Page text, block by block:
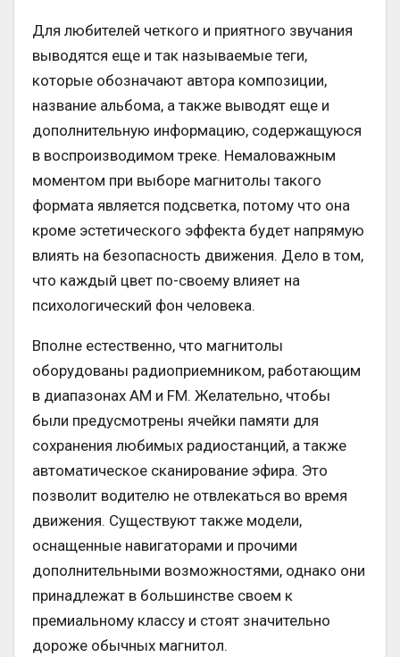
Для любителей четкого и приятного звучания
выводятся еще и так называемые теги,
которые обозначают автора композиции,
название альбома, а также выводят еще и
дополнительную информацию, содержащуюся
в воспроизводимом треке. Немаловажным
моментом при выборе магнитолы такого
формата является подсветка, потому что она
кроме эстетического эффекта будет напрямую
влиять на безопасность движения. Дело в том,
что каждый цвет по-своему влияет на
психологический фон человека.
Вполне естественно, что магнитолы
оборудованы радиоприемником, работающим
в диапазонах AM и FM. Желательно, чтобы
были предусмотрены ячейки памяти для
сохранения любимых радиостанций, а также
автоматическое сканирование эфира. Это
позволит водителю не отвлекаться во время
движения. Существуют также модели,
оснащенные навигаторами и прочими
дополнительными возможностями, однако они
принадлежат в большинстве своем к
премиальному классу и стоят значительно
дороже обычных магнитол.